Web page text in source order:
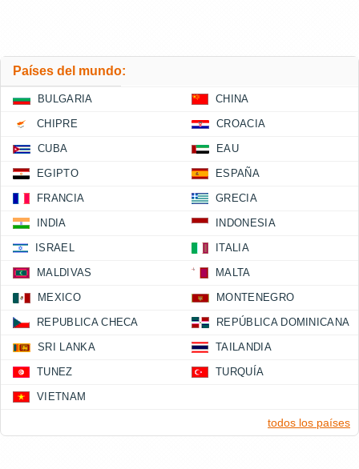
Países del mundo:
BULGARIA CHINA
CHIPRE CROACIA
CUBA EAU
EGIPTO ESPAÑA
FRANCIA GRECIA
INDIA INDONESIA
ISRAEL ITALIA
MALDIVAS MALTA
MEXICO MONTENEGRO
REPUBLICA CHECA REPÚBLICA DOMINICANA
SRI LANKA TAILANDIA
TUNEZ TURQUÍA
VIETNAM
todos los países